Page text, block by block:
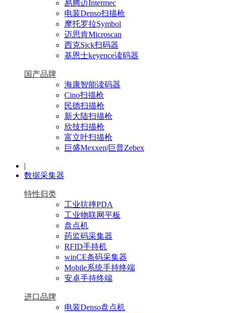
易腾迈Intermec
电装Denso扫描枪
摩托罗拉Symbol
迈思肯Microscan
西克Sick扫码器
基恩士keyence读码器
国产品牌
海康智能读码器
Cino扫描枪
民德扫描枪
新大陆扫描枪
欣技扫描枪
富立叶扫描枪
巨盛Mexxen|巨普Zebex
|
数据采集器
特性归类
工业抗摔PDA
工业物联网平板
盘点机
药监码采集器
RFID手持机
winCE条码采集器
Mobile系统手持终端
安卓手持终端
进口品牌
电装Denso盘点机